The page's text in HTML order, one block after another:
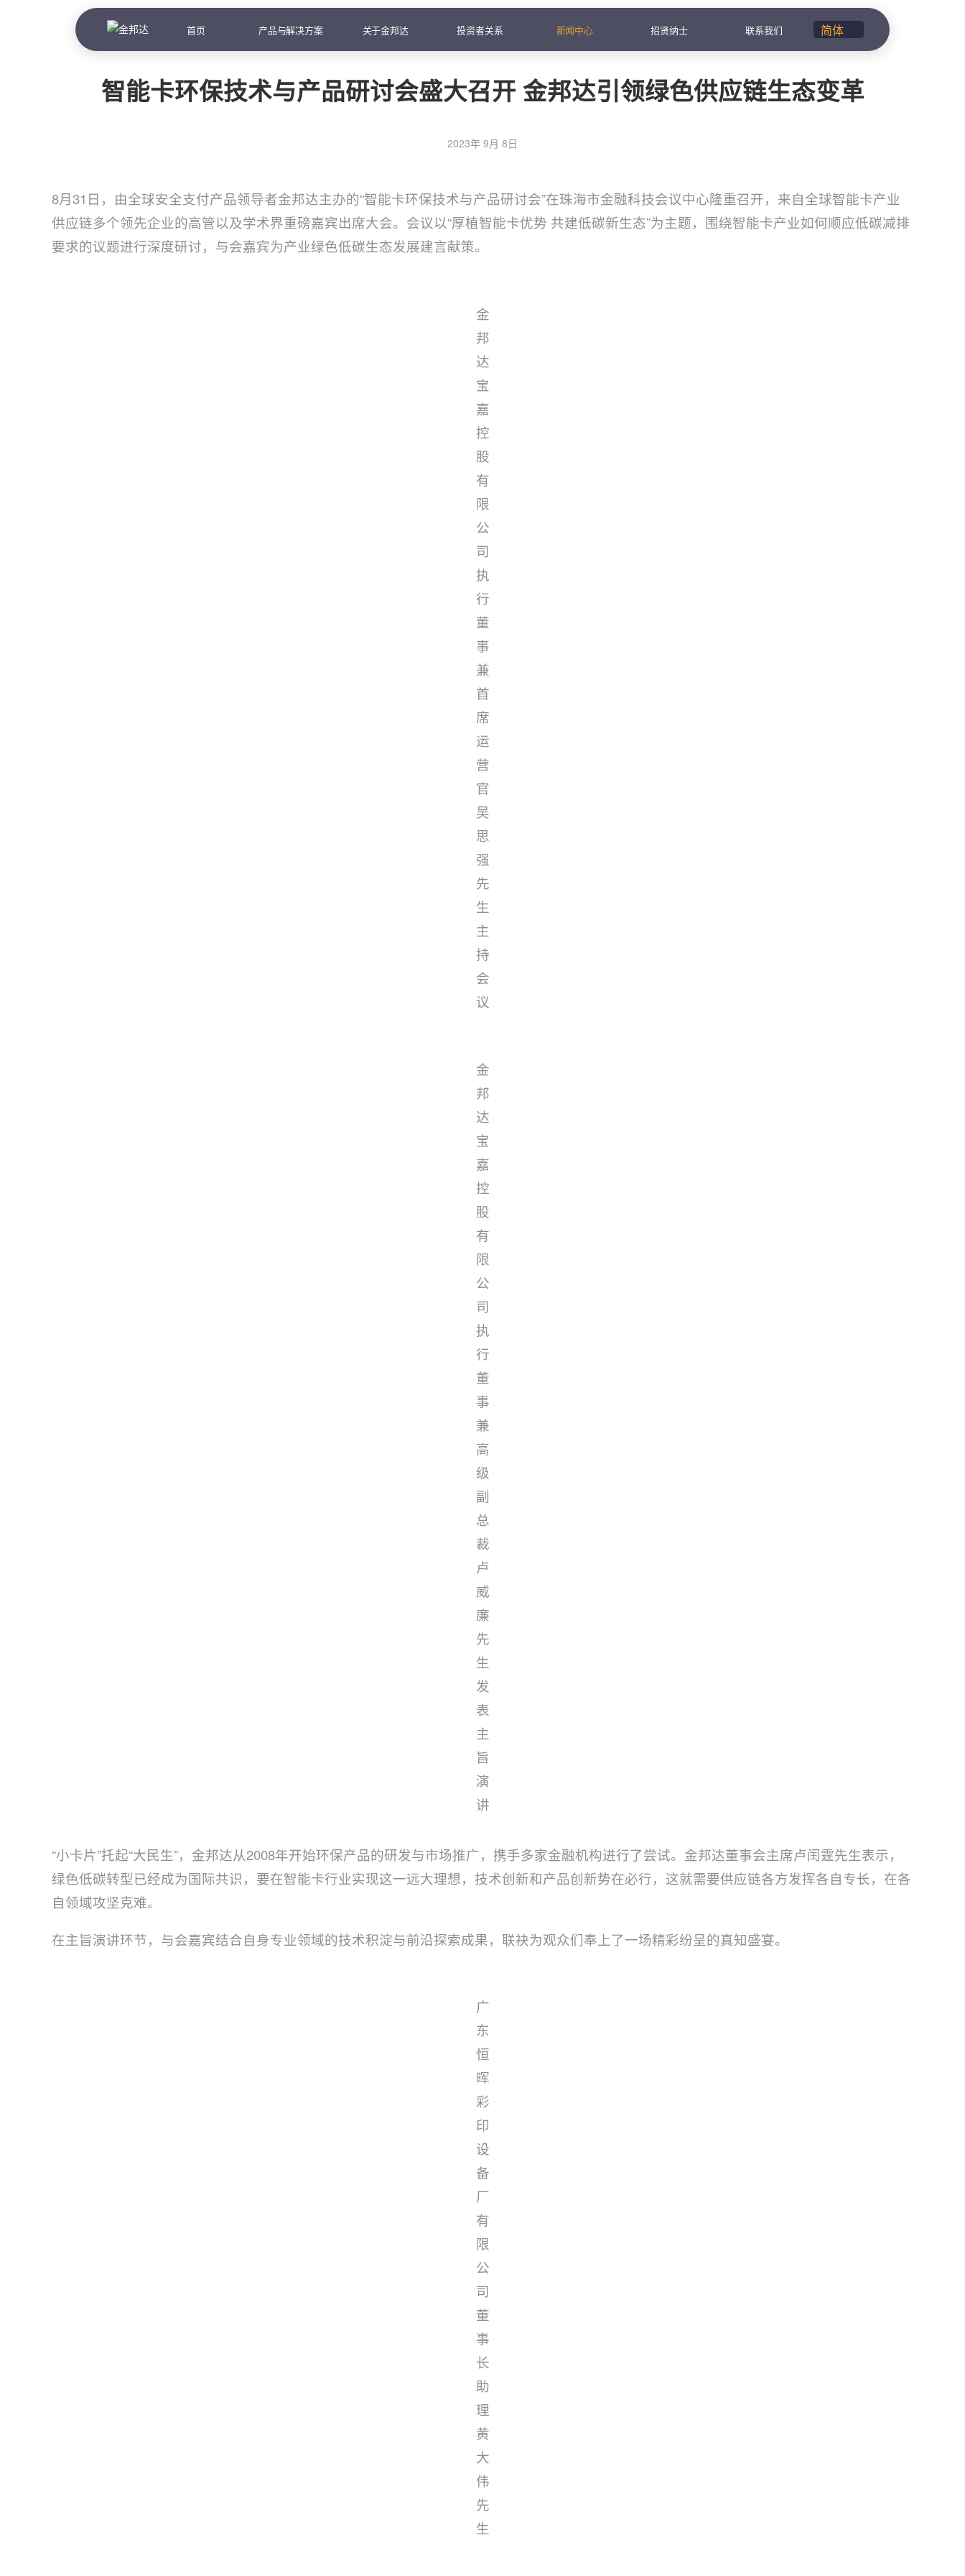
首页 产品与解决方案 关于金邦达 投资者关系 新闻中心 招贤纳士 联系我们
智能卡环保技术与产品研讨会盛大召开 金邦达引领绿色供应链生态变革
2023年 9月 8日
8月31日，由全球安全支付产品领导者金邦达主办的“智能卡环保技术与产品研讨会”在珠海市金融科技会议中心隆重召开，来自全球智能卡产业
供应链多个领先企业的高管以及学术界重磅嘉宾出席大会。会议以“厚植智能卡优势 共建低碳新生态”为主题，围绕智能卡产业如何顺应低碳减排
要求的议题进行深度研讨，与会嘉宾为产业绿色低碳生态发展建言献策。
金
邦
达
宝
嘉
控
股
有
限
公
司
执
行
董
事
兼
首
席
运
营
官
吴
思
强
先
生
主
持
会
议
金
邦
达
宝
嘉
控
股
有
限
公
司
执
行
董
事
兼
高
级
副
总
裁
卢
威
廉
先
生
发
表
主
旨
演
讲
“小卡片”托起“大民生”，金邦达从2008年开始环保产品的研发与市场推广，携手多家金融机构进行了尝试。金邦达董事会主席卢闰霆先生表示，
绿色低碳转型已经成为国际共识，要在智能卡行业实现这一远大理想，技术创新和产品创新势在必行，这就需要供应链各方发挥各自专长，在各
自领域攻坚克难。
在主旨演讲环节，与会嘉宾结合自身专业领域的技术积淀与前沿探索成果，联袂为观众们奉上了一场精彩纷呈的真知盛宴。
广
东
恒
晖
彩
印
设
备
厂
有
限
公
司
董
事
长
助
理
黄
大
伟
先
生